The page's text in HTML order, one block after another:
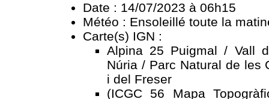
Date : 14/07/2023 à 06h15
Météo : Ensoleillé toute la
Carte(s) IGN :
Alpina 25 Puigmal / Vall
Núria / Parc Natural de les
i del Freser
(ICGC 56 Mapa